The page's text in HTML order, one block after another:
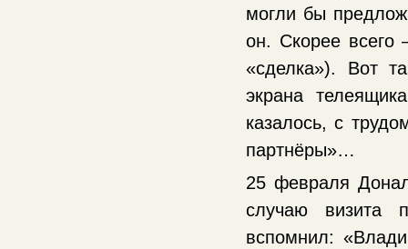
могли бы
он. Скорее
«сделка»). Вот
экрана
казалось, с
партнёры»…
25 февраля
случаю визита
вспомнил: